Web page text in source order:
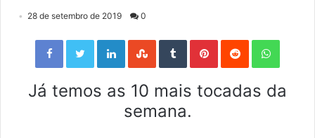
28 de setembro de 2019 0
Facebook Twitter LinkedIn StumbleUpon Tumblr Pinterest Reddit
Já temos as 10 mais tocadas da
semana.